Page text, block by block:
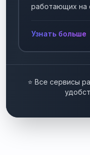
работающих на
Узнать больше
⭐ Все сервисы